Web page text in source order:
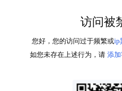
访问被
您好，您的访问过于频繁或ip
如您未存在上述行为，请 添